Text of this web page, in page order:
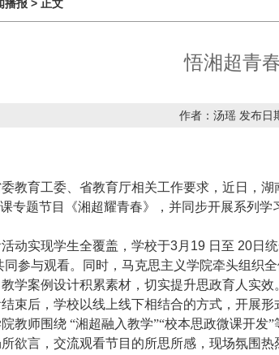
播报 > 正文
悟湘超青
作者：汤瑶 发布
教育工委、省教育厅相关工作要求，近日，
专题节目《湘超耀青春》，并同步开展系列
动实现学生全覆盖 ， 学校于3月19 日至 20日
同参与观看。同时，马克思主义学院牵头组织
学案例设计积累素材，切实提升思政育人实效
束后，学校以线上线下相结合的方式，开展形
教师围绕 “湘超融入教学”“校本思政微课开发
所欲言，交流观看节目的所思所感，现场氛围